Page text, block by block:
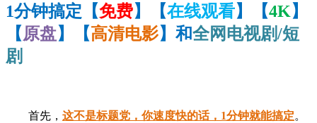
1分钟搞定【免费】【在线观看】【4K】
【原盘】【高清电影】和全网电视剧/短
剧
首先， 这不是标题党，你速度快的话，1分钟就能搞定。